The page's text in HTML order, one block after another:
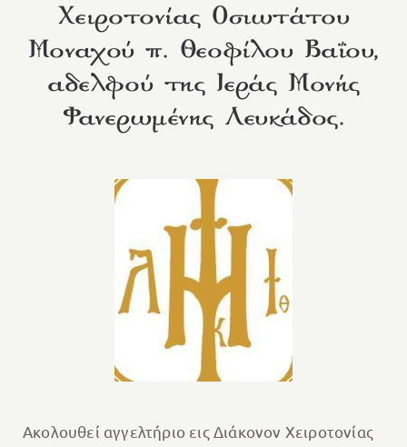
Χειροτονίας Οσιωτάτου
Μοναχού π. Θεοφίλου Βαΐου,
αδελφού της Ιεράς Μονής
Φανερωμένης Λευκάδος.
Ακολουθεί αγγελτήριο εις Διάκονον Χειροτονίας